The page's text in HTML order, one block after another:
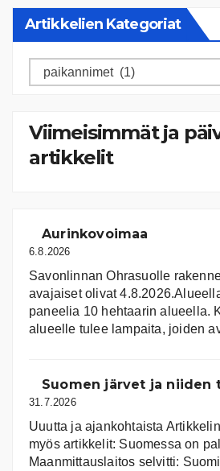
Artikkelien Kategoriat
Artikkelien
Viimeisimmät ja
artikkelit
Aurinkovoimaa
6.8.2026
Savonlinnan Ohrasuolle
avajaiset olivat
paneelia 10 hehtaarin alueella.
alueelle tulee lampaita, joiden
Suomen järvet ja niiden
31.7.2026
Uuutta ja ajankohtaista
myös artikkelit: Suomessa on
Maanmittauslaitos selvitti: